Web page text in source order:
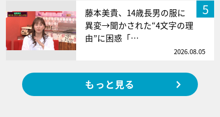
5
藤本美貴、14歳長男の服に
異変→聞かされた“4文字の理
由”に困惑「…
2026.08.05
もっと見る